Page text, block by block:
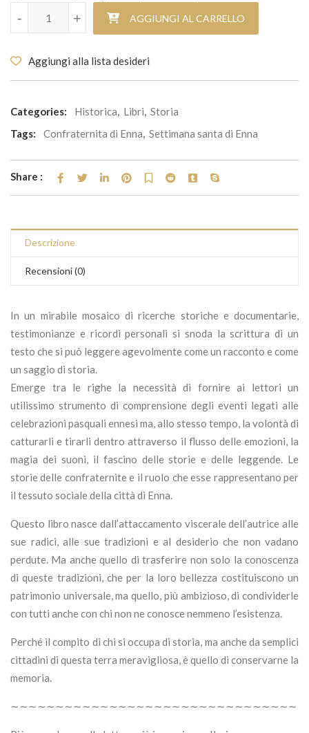
L'ora degli incappucciati quantità
+
- AGGIUNGI AL CARRELLO
Aggiungi alla lista desideri
Categories: Historica, Libri, Storia
Tags:
Confraternita di Enna, Settimana santa di Enna
Share :
Descrizione
Recensioni (0)
In un mirabile mosaico di ricerche storiche e documentarie,
testimonianze e ricordi personali si snoda la scrittura di un
testo che si può leggere agevolmente come un racconto e come
un saggio di storia.
Emerge tra le righe la necessità di fornire ai lettori un
utilissimo strumento di comprensione degli eventi legati alle
celebrazioni pasquali ennesi ma, allo stesso tempo, la volontà di
catturarli e tirarli dentro attraverso il flusso delle emozioni, la
magia dei suoni, il fascino delle storie e delle leggende. Le
storie delle confraternite e il ruolo che esse rappresentano per
il tessuto sociale della città di Enna.
Questo libro nasce dall’attaccamento viscerale dell’autrice alle
sue radici, alle sue tradizioni e al desiderio che non vadano
perdute. Ma anche quello di trasferire non solo la conoscenza
di queste tradizioni, che per la loro bellezza costituiscono un
patrimonio universale, ma quello, più ambizioso, di condividerle
con tutti anche con chi non ne conosce nemmeno l’esistenza.
Perché il compito di chi si occupa di storia, ma anche da semplici
cittadini di questa terra meravigliosa, è quello di conservarne la
memoria.
∼∼∼∼∼∼∼∼∼∼∼∼∼∼∼∼∼∼∼∼∼∼∼∼∼∼∼∼∼∼∼∼